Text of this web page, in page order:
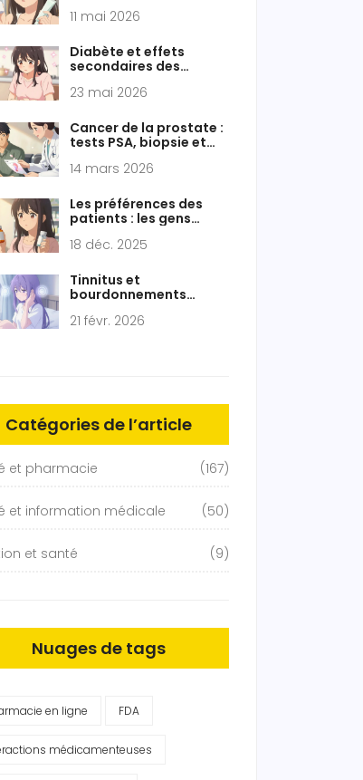
11 mai 2026
Diabète et effets
secondaires des
les complications du
23 mai 2026
Cancer de la prostate :
tests PSA, biopsie et
14 mars 2026
Les préférences des
patients : les gens
génériques autorisés ?
18 déc. 2025
Tinnitus et
bourdonnements
médicaments : ce qu'il
21 févr. 2026
Catégories de l’article
et pharmacie (167)
et information médicale (50)
et santé (9)
Nuages de tags
en ligne FDA
médicamenteuses